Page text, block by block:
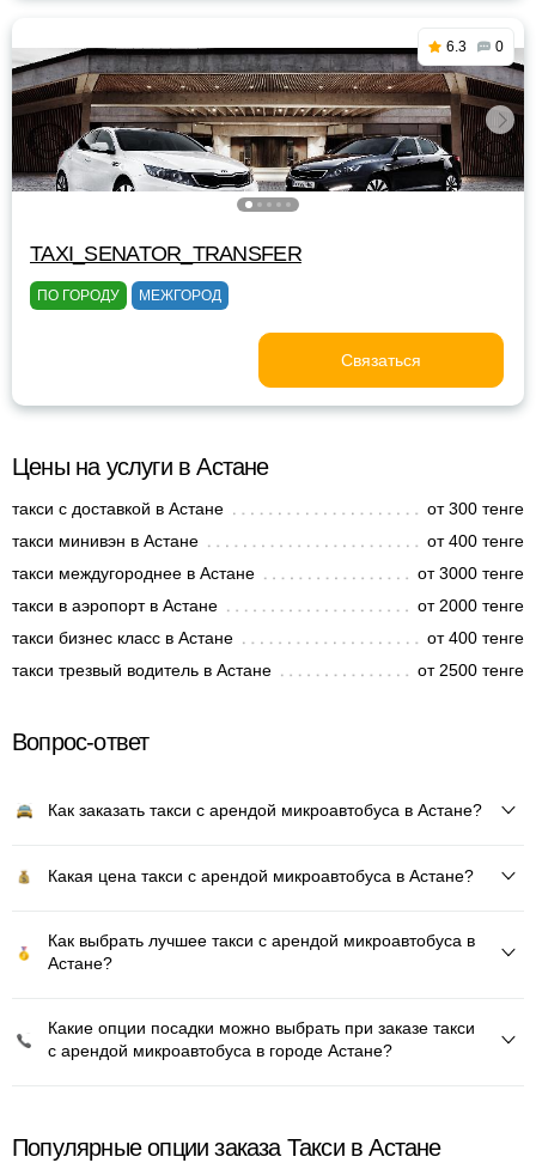
6.3 0
TAXI_SENATOR_TRANSFER
ПО ГОРОДУ МЕЖГОРОД
Связаться
Цены на услуги в Астане
такси с доставкой в Астане
от 300 тенге
такси минивэн в Астане
от 400 тенге
такси междугороднее в Астане
от 3000 тенге
такси в аэропорт в Астане
от 2000 тенге
такси бизнес класс в Астане
от 400 тенге
такси трезвый водитель в Астане
от 2500 тенге
Вопрос-ответ
Как заказать такси с арендой микроавтобуса в Астане?
Какая цена такси с арендой микроавтобуса в Астане?
Как выбрать лучшее такси с арендой микроавтобуса в
Астане?
Какие опции посадки можно выбрать при заказе такси
с арендой микроавтобуса в городе Астане?
Популярные опции заказа Такси в Астане